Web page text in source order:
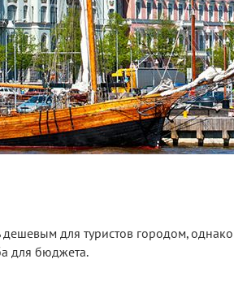
для туристов городом,
для бюджета.